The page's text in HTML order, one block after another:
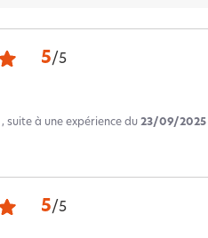
5/5
, suite à une expérience du23/09/2025
5/5